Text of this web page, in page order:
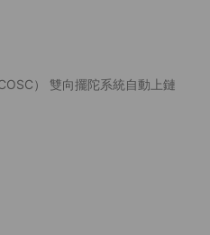
） 雙向擺陀系統自動上鏈